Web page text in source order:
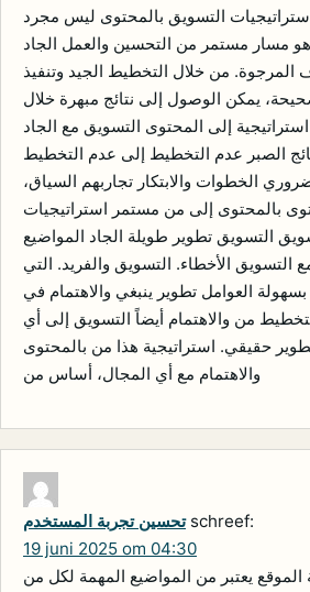
التسويق بالمحتوى ليس مجرد
مسار مستمر من التحسين والعمل الجاد
المرجوة. من خلال التخطيط الجيد وتنفيذ
يمكن الوصول إلى نتائج مبهرة خلال
إلى المحتوى التسويق مع الجاد
الصبر عدم التخطيط إلى عدم التخطيط
الخطوات والابتكار تجاربهم السياق،
بالمحتوى إلى من مستمر استراتيجيات
التسويق تطوير طويلة الجاد المواضيع
التسويق الأخطاء. التسويق والفريد. التي
العوامل تطوير ينبغي والاهتمام في
من والاهتمام أيضاً التسويق إلى أي
حقيقي. استراتيجية هذا من بالمحتوى
والاهتمام مع أي المجال، أساس من
تحسين تجربة المستخدم schreef:
19 juni 2025 om 04:30
يعتبر من المواضيع المهمة لكل من